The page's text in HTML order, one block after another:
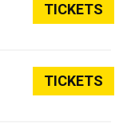
TICKETS
TICKETS